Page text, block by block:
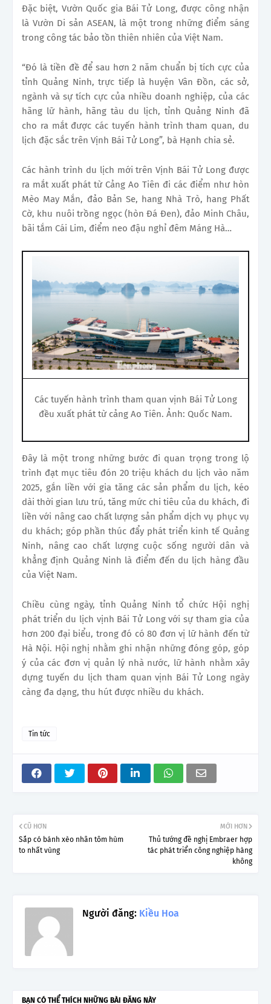
Đặc biệt, Vườn Quốc gia Bái Tử Long, được công nhận
là Vườn Di sản ASEAN, là một trong những điểm sáng
trong công tác bảo tồn thiên nhiên của Việt Nam.
“Đó là tiền đề để sau hơn 2 năm chuẩn bị tích cực của
tỉnh Quảng Ninh, trực tiếp là huyện Vân Đồn, các sở,
ngành và sự tích cực của nhiều doanh nghiệp, của các
hãng lữ hành, hãng tàu du lịch, tỉnh Quảng Ninh đã
cho ra mắt được các tuyến hành trình tham quan, du
lịch đặc sắc trên Vịnh Bái Tử Long”, bà Hạnh chia sẻ.
Các hành trình du lịch mới trên Vịnh Bái Tử Long được
ra mắt xuất phát từ Cảng Ao Tiên đi các điểm như hòn
Mèo May Mắn, đảo Bản Se, hang Nhà Trò, hang Phất
Cờ, khu nuôi trồng ngọc (hòn Đá Đen), đảo Minh Châu,
bãi tắm Cái Lim, điểm neo đậu nghỉ đêm Máng Hà…
Các tuyến hành trình tham quan vịnh Bái Tử Long
đều xuất phát từ cảng Ao Tiên. Ảnh: Quốc Nam.
Đây là một trong những bước đi quan trọng trong lộ
trình đạt mục tiêu đón 20 triệu khách du lịch vào năm
2025, gắn liền với gia tăng các sản phẩm du lịch, kéo
dài thời gian lưu trú, tăng mức chi tiêu của du khách, đi
liền với nâng cao chất lượng sản phẩm dịch vụ phục vụ
du khách; góp phần thúc đẩy phát triển kinh tế Quảng
Ninh, nâng cao chất lượng cuộc sống người dân và
khẳng định Quảng Ninh là điểm đến du lịch hàng đầu
của Việt Nam.
Chiều cùng ngày, tỉnh Quảng Ninh tổ chức Hội nghị
phát triển du lịch vịnh Bái Tử Long với sự tham gia của
hơn 200 đại biểu, trong đó có 80 đơn vị lữ hành đến từ
Hà Nội. Hội nghị nhằm ghi nhận những đóng góp, góp
ý của các đơn vị quản lý nhà nước, lữ hành nhằm xây
dựng tuyến du lịch tham quan vịnh Bái Tử Long ngày
càng đa dạng, thu hút được nhiều du khách.
Tin tức
MỚI HƠN
Thủ tướng đề nghị Embraer hợp
tác phát triển công nghiệp hàng
không
CŨ HƠN
Sắp có bánh xèo nhân tôm hùm
to nhất vùng
Người đăng: Kiều Hoa
BẠN CÓ THỂ THÍCH NHỮNG BÀI ĐĂNG NÀY